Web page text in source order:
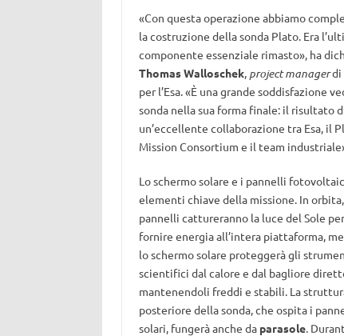
«Con questa operazione abbiamo
la costruzione della sonda Plato. Era
componente essenziale rimasto», ha
Thomas Walloschek, project managerdi
per l’Esa. «È una grande soddisfazione
sonda nella sua forma finale: il risultato
un’eccellente collaborazione tra Esa, il
Mission Consortium e il team
Lo schermo solare e i pannelli
elementi chiave della missione. In
pannelli cattureranno la luce del Sole per
fornire energia all’intera piattaforma,
lo schermo solare proteggerà gli
scientifici dal calore e dal bagliore
mantenendoli freddi e stabili. La
posteriore della sonda, che ospita i
solari, fungerà anche da parasole.